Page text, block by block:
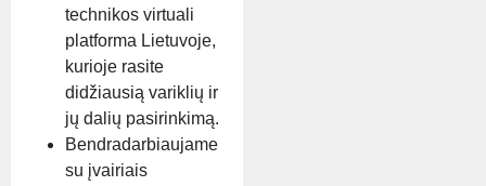
technikos virtuali
platforma Lietuvoje,
kurioje rasite
didžiausią variklių ir
jų dalių pasirinkimą.
Bendradarbiaujame
su įvairiais